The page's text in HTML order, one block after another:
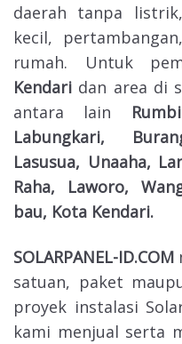
daerah tanpa
kecil,
rumah. Untuk
Kendari dan area di
antara lain
Labungkari,
Lasusua, Unaaha,
Raha, Laworo,
bau, Kota Kendari.
SOLARPANEL-ID.COM
satuan, paket
proyek instalasi
kami menjual serta